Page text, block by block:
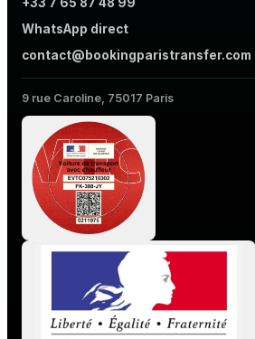
WhatsApp direct
contact@bookingparistransfer.com
9 rue Caroline, 75017 Paris